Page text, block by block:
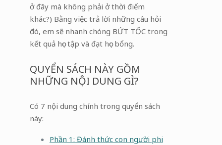
ở đây mà không phải ở thời điểm
khác?) Bằng việc trả lời những câu hỏi
đó, em sẽ nhanh chóng BỨT TỐC trong
kết quả học tập và đạt học bổng.
QUYỂN SÁCH NÀY GỒM
NHỮNG NỘI DUNG GÌ?
Có 7 nội dung chính trong quyển sách
này:
Phần 1: Đánh thức con người phi